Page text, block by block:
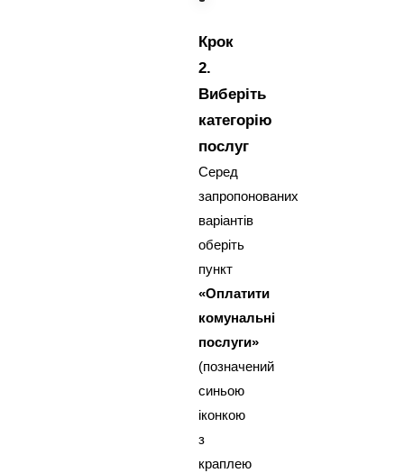
Крок
2.
Виберіть
категорію
послуг
Серед
запропонованих
варіантів
оберіть
пункт
«Оплатити
комунальні
послуги»
(позначений
синьою
іконкою
з
краплею